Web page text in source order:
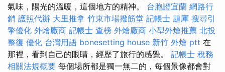
氣味，陽光的溫暖，這個地方的精神。 台胞證宜蘭 網路行
銷 護照代辦 大里推拿 竹東市場撥筋堂 記帳士 題庫 搜尋引
擎優化 外燴廠商 記帳士 查榜 外燴廠商 小型外燴推薦 北投
整復 優化 台灣用語 bonesetting house 新竹 外燴 ptt 在
那裡，看到自己的眼睛，經歷了旅行的感覺。 記帳士 稅務
相關法規概要 每個場所都是獨一無二的，每個景像都會對